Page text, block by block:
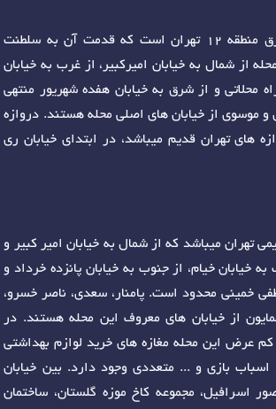
آبشار محله ای در شرق منطقه 12 تهران است که قدمت آن به سلطنت
از شمال به خیابان امیرکبیر، از غرب به خیابان
محلاتی و از شرق به خیابان هفده شهریور منتهی
و موسوی از خیابان های اصلی محله هستند. دروازه
های تهران قدیم میباشد، در ابتدای خیابان ری
تهران میباشد که از شمال به خیابان امیر کبیر و
به خیابان خیام، از جنوب به خیابان پانزده خرداد و
خمینی محدود است. پامنار، سعدی، ناصر خسرو،
از خیابان های معروف این محله هستند. در
کم عرض این محله مغازه های خرید لوازم بهداشتی
اسباب بازی و ... متعددی وجود دارد. بین خیابان
اسرافیل، مجموعه کاخ موزه گلستان، ساختمان